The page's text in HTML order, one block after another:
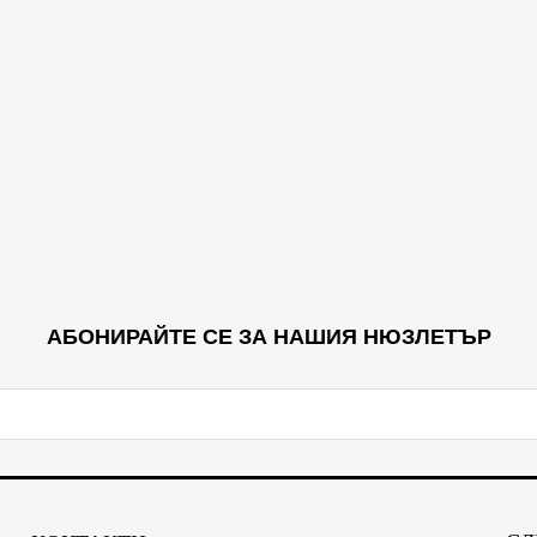
АБОНИРАЙТЕ СЕ ЗА НАШИЯ НЮЗЛЕТЪР